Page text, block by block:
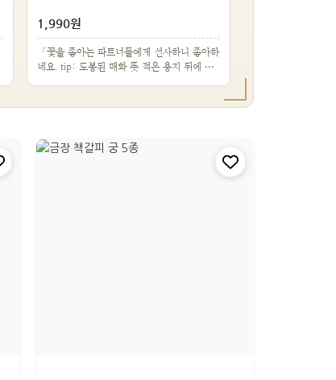
1,990원
「꽃을 좋아는 파트너들에게 선사하니 좋아하
네요. tip: 도봉된 매화 뜻 적은 용지 뒤에 상